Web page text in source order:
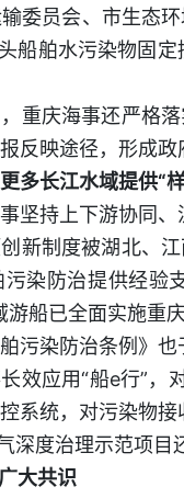
委员会、市生态
船舶水污染物固
重庆海事还严格
反映途径，形成
多长江水域提供“
坚持上下游协同
创新制度被湖北、
染防治提供经验
船已全面实施重
舶污染防治条例》
效应用“船e行”
系统，对污染物
深度治理示范项
大共识